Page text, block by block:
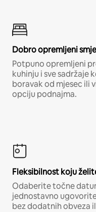
Dobro opremljeni
Potpuno opremljeni
kuhinju i sve sadržaje
boravak od mjesec ili
opciju podnajma.
Fleksibilnost koju
Odaberite točne
jednostavno
bez dodatnih obveza